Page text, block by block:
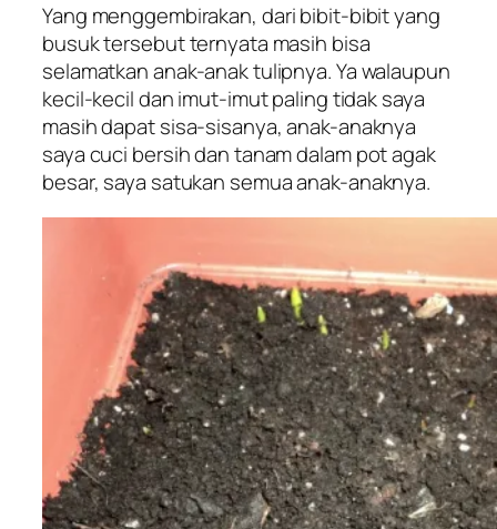
Yang menggembirakan, dari bibit-bibit yang
busuk tersebut ternyata masih bisa
selamatkan anak-anak tulipnya. Ya walaupun
kecil-kecil dan imut-imut paling tidak saya
masih dapat sisa-sisanya, anak-anaknya
saya cuci bersih dan tanam dalam pot agak
besar, saya satukan semua anak-anaknya.